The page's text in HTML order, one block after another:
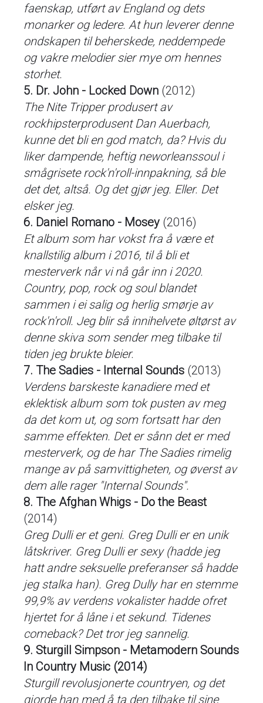
faenskap, utført av England og dets
monarker og ledere. At hun leverer denne
ondskapen til beherskede, neddempede
og vakre melodier sier mye om hennes
storhet.
5. Dr. John - Locked Down (2012)
The Nite Tripper produsert av
rockhipsterprodusent Dan Auerbach,
kunne det bli en god match, da? Hvis du
liker dampende, heftig neworleanssoul i
smågrisete rock'n'roll-innpakning, så ble
det det, altså. Og det gjør jeg. Eller. Det
elsker jeg.
6. Daniel Romano - Mosey (2016)
Et album som har vokst fra å være et
knallstilig album i 2016, til å bli et
mesterverk når vi nå går inn i 2020.
Country, pop, rock og soul blandet
sammen i ei salig og herlig smørje av
rock'n'roll. Jeg blir så innihelvete øltørst av
denne skiva som sender meg tilbake til
tiden jeg brukte bleier.
7. The Sadies - Internal Sounds (2013)
Verdens barskeste kanadiere med et
eklektisk album som tok pusten av meg
da det kom ut, og som fortsatt har den
samme effekten. Det er sånn det er med
mesterverk, og de har The Sadies rimelig
mange av på samvittigheten, og øverst av
dem alle rager "Internal Sounds".
8. The Afghan Whigs - Do the Beast
(2014)
Greg Dulli er et geni. Greg Dulli er en unik
låtskriver. Greg Dulli er sexy (hadde jeg
hatt andre seksuelle preferanser så hadde
jeg stalka han). Greg Dully har en stemme
99,9% av verdens vokalister hadde ofret
hjertet for å låne i et sekund. Tidenes
comeback? Det tror jeg sannelig.
9. Sturgill Simpson - Metamodern Sounds
In Country Music (2014)
Sturgill revolusjonerte countryen, og det
gjorde han med å ta den tilbake til sine